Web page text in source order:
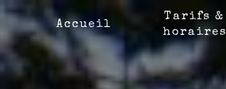
Accueil
Tarifs &
horaires
Panneau de gestion des cookies